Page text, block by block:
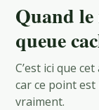
Quand
queue
C’est ici que
car ce point
vraiment.